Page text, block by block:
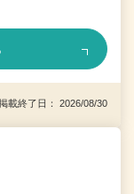
終了日： 2026/08/30